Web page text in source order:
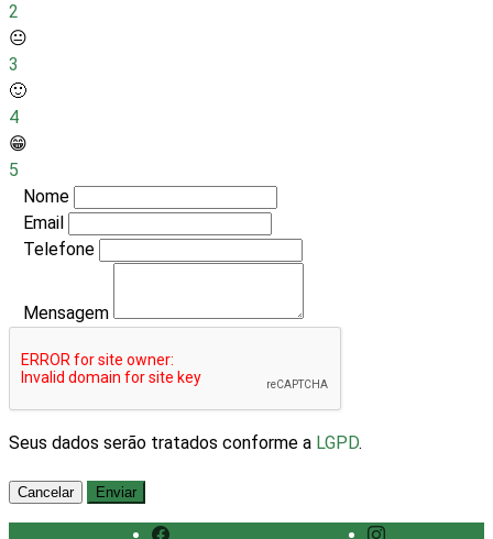
2
😐
3
🙂
4
😁
5
Nome
Email
Telefone
Mensagem
Seus dados serão tratados conforme a LGPD.
Cancelar Enviar